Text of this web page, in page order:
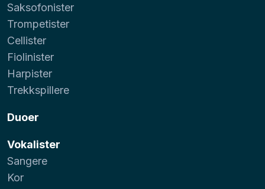
Saksofonister
Trompetister
Cellister
Fiolinister
Harpister
Trekkspillere
Duoer
Vokalister
Sangere
Kor